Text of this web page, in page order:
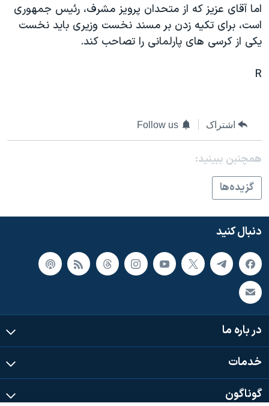
آرشیو پخش زنده
مجموعه مستندهای دادخواهی
تریبونال مردمی آبان ۹۸
اسرائیل در جنگ
نرگس محمدی برنده جایزه نوبل صلح
همایش محافظه‌کاران آمریکا «سی‌پک»
سفر پرزیدنت ترامپ به چین
اما آقای عزيز که از متحدان پرويز مشرف، رئيس جمهوری
است، برای تکيه زدن بر مسند نخست وزيری بايد نخست
يکی از کرسی های پارلمانی را تصاحب کند.
R
اشتراک Follow us
همچنبن ببینید:
گزيده‌ها
دنبال کنید
در باره ما
خدمات
گوناگون